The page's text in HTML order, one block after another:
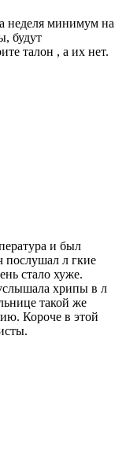
неделя минимум на
будут
талон , а их нет.
и был
послушал л гкие
стало хуже.
хрипы в л
такой же
Короче в этой